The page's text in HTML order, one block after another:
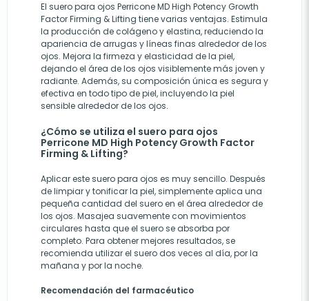
El suero para ojos Perricone MD High Potency Growth
Factor Firming & Lifting tiene varias ventajas. Estimula
la producción de colágeno y elastina, reduciendo la
apariencia de arrugas y líneas finas alrededor de los
ojos. Mejora la firmeza y elasticidad de la piel,
dejando el área de los ojos visiblemente más joven y
radiante. Además, su composición única es segura y
efectiva en todo tipo de piel, incluyendo la piel
sensible alrededor de los ojos.
¿Cómo se utiliza el suero para ojos
Perricone MD High Potency Growth Factor
Firming & Lifting?
Aplicar este suero para ojos es muy sencillo. Después
de limpiar y tonificar la piel, simplemente aplica una
pequeña cantidad del suero en el área alrededor de
los ojos. Masajea suavemente con movimientos
circulares hasta que el suero se absorba por
completo. Para obtener mejores resultados, se
recomienda utilizar el suero dos veces al día, por la
mañana y por la noche.
Recomendación del farmacéutico